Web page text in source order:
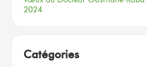
2024
Catégories